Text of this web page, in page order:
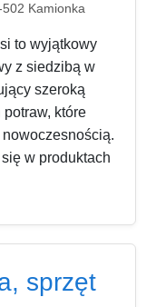
Kamionka
to wyjątkowy
z siedzibą w
szeroką
które
nowoczesnością.
w produktach
sprzęt